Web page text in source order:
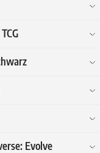
Evolve